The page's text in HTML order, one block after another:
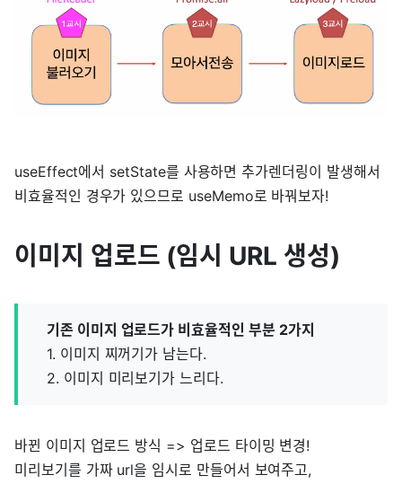
useEffect에서 setState를 사용하면 추가렌더링이 발생해서
비효율적인 경우가 있으므로 useMemo로 바꿔보자!
이미지 업로드 (임시 URL 생성)
기존 이미지 업로드가 비효율적인 부분 2가지
1. 이미지 찌꺼기가 남는다.
2. 이미지 미리보기가 느리다.
바뀐 이미지 업로드 방식 => 업로드 타이밍 변경!
미리보기를 가짜 url을 임시로 만들어서 보여주고,